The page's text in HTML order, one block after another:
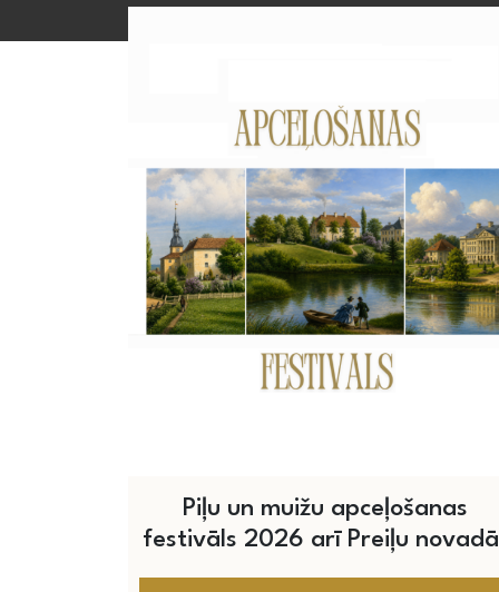
Piļu un muižu apceļošanas
festivāls 2026 arī Preiļu